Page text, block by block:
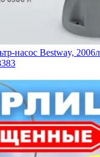
насос Bestway,